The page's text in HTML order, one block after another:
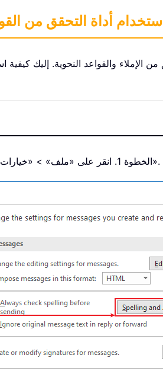
الخطوة 1. انقر على «ملف» > «خيارات» > «بريد» > «تهجئة وتصحيح تلقائي».